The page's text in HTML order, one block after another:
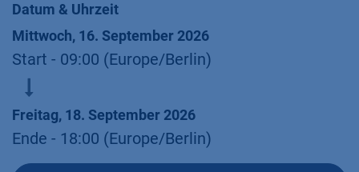
Datum & Uhrzeit
Mittwoch, 16. September 2026
Start - 09:00 (Europe/Berlin)
Freitag, 18. September 2026
Ende - 18:00 (Europe/Berlin)